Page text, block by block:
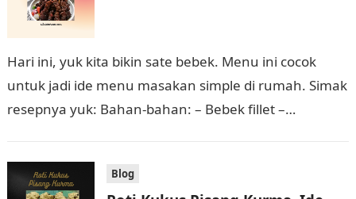
Hari ini, yuk kita bikin sate bebek. Menu ini cocok
untuk jadi ide menu masakan simple di rumah. Simak
resepnya yuk: Bahan-bahan: – Bebek fillet –
Blog